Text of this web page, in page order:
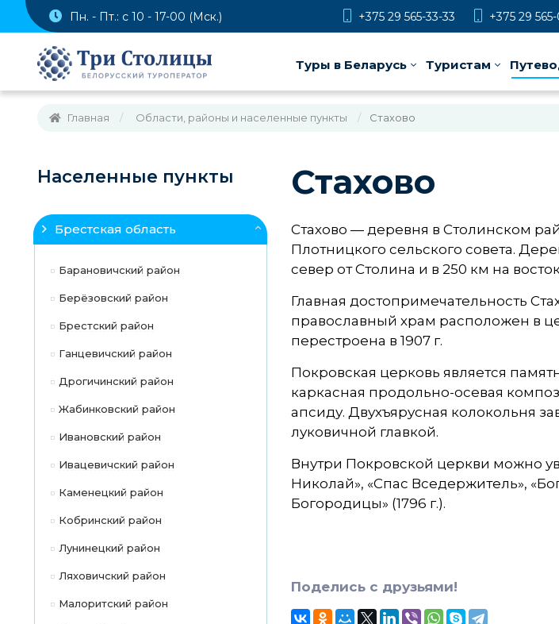
Пн. - Пт.: с 10 - 17-00 (Мск.) +375 29 565-33-33 +375 29
Туры в Беларусь Туристам
Главная Области, районы и населенные пункты Стахово
Населенные пункты
Брестская область
Барановичский район
Берёзовский район
Брестский район
Ганцевичский район
Дрогичинский район
Жабинковский район
Ивановский район
Ивацевичский район
Каменецкий район
Кобринский район
Лунинецкий район
Ляховичский район
Малоритский район
Стахово
Стахово — деревня в Столинском
Плотницкого сельского совета.
север от Столина и в 250 км на
Главная достопримечательность
православный храм расположен в
перестроена в 1907 г.
Покровская церковь является
каркасная продольно-осевая
апсиду. Двухъярусная колокольня
луковичной главкой.
Внутри Покровской церкви можно
Николай», «Спас Вседержитель»,
Богородицы» (1796 г.).
Поделись с друзьями!